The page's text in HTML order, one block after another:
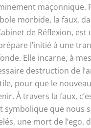
maçonnique.
morbide, la faux,
de Réflexion,
l’initié à une
Elle incarne, à
destruction de
pour que le
À travers la faux,
symbolique que nous
une mort de l’ego,